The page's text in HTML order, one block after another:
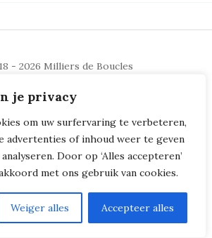
je privacy
om uw surfervaring te verbeteren,
advertenties of inhoud weer te geven
Door op ‘Alles accepteren’
met ons gebruik van cookies.
Weiger alles Accepteer alles
- 2026 Milliers de Boucles